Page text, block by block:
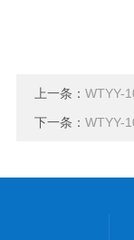
上一条： WTYY-
下一条： WTYY-